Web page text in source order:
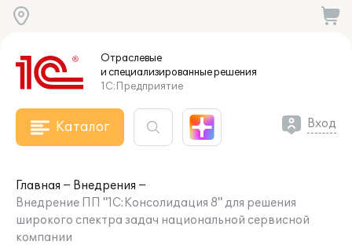
Отраслевые
и специализированныерешения
1С:Предприятие
Каталог Вход
Главная
Внедрения
Внедрение ПП "1С:Консолидация 8" для решения
широкого спектра задач национальной сервисной
компании